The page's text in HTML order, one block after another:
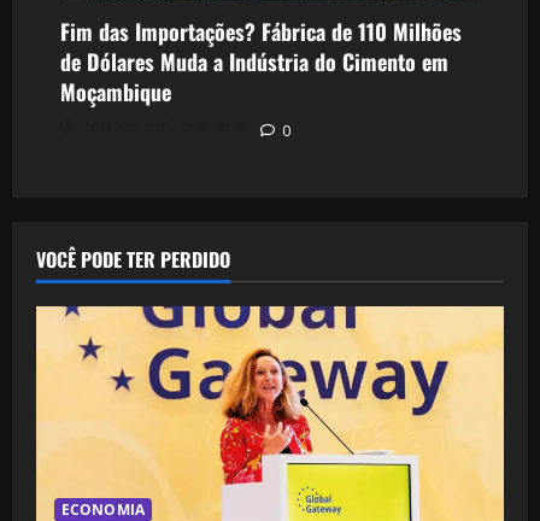
Fim das Importações? Fábrica de 110 Milhões
de Dólares Muda a Indústria do Cimento em
Moçambique
0
VOCÊ PODE TER PERDIDO
ECONOMIA